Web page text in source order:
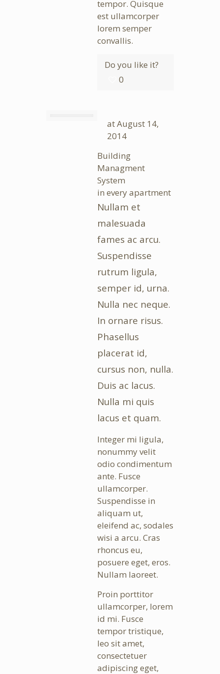
tempor. Quisque
est ullamcorper
lorem semper
convallis.
Do you like it?
0
atAugust 14,
2014
Building
Managment
System
in every apartment
Nullam et
malesuada
fames ac arcu.
Suspendisse
rutrum ligula,
semper id, urna.
Nulla nec neque.
In ornare risus.
Phasellus
placerat id,
cursus non, nulla.
Duis ac lacus.
Nulla mi quis
lacus et quam.
Integer mi ligula,
nonummy velit
odio condimentum
ante. Fusce
ullamcorper.
Suspendisse in
aliquam ut,
eleifend ac, sodales
wisi a arcu. Cras
rhoncus eu,
posuere eget, eros.
Nullam laoreet.
Proin porttitor
ullamcorper, lorem
id mi. Fusce
tempor tristique,
leo sit amet,
consectetuer
adipiscing eget,